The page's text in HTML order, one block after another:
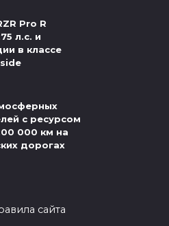
Pro R
л.с. и
в классе
с ресурсом
000 км на
дорогах
сайта